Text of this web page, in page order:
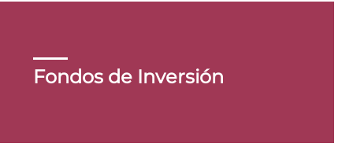
Fondos de Inversión